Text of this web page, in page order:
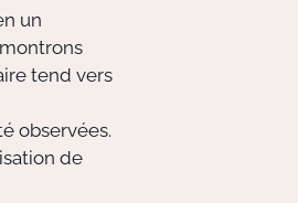
un
tend vers
observées.
de